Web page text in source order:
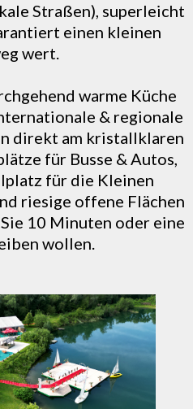
Straßen), superleicht
einen kleinen
wert.
warme Küche
& regionale
direkt am kristallklaren
für Busse & Autos,
für die Kleinen
riesige offene Flächen
10 Minuten oder eine
wollen.